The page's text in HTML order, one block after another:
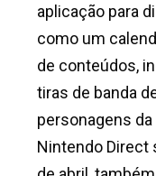
aplicação para
como um
de conteúdos,
tiras de banda
personagens
Nintendo Direct